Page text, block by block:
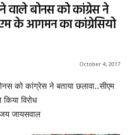
वाले बोनस को कांग्रेस ने
के आगमन का कांग्रेसियो
October 4, 2017
को कांग्रेस ने बताया छलावा..सीएम
विरोध